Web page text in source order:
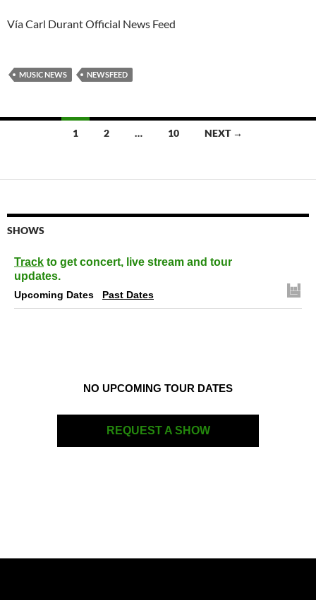
Vía Carl Durant Official News Feed
MUSIC NEWS NEWSFEED
1 2 … 10 NEXT →
SHOWS
Track to get concert, live stream and tour
updates.
Upcoming Dates Past Dates
NO UPCOMING TOUR DATES
REQUEST A SHOW